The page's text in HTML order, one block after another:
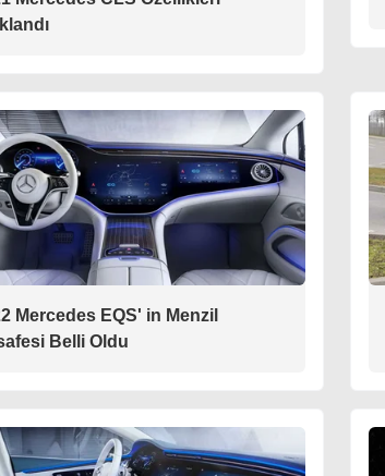
Mercedes EQS' in Menzil
Belli Oldu